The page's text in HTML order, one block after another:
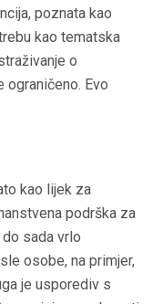
poznata kao
kao tematska
o
Evo
kao lijek za
podrška za
sada vrlo
osobe, na primjer,
je usporediv s